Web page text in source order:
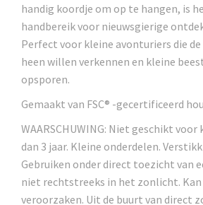
handig koordje om op te hangen, is
handbereik voor nieuwsgierige
Perfect voor kleine avonturiers die
heen willen verkennen en kleine
opsporen.
Gemaakt van FSC® -gecertificeerd
WAARSCHUWING: Niet geschikt
dan 3 jaar. Kleine onderdelen.
Gebruiken onder direct toezicht van
niet rechtstreeks in het zonlicht. Kan
veroorzaken. Uit de buurt van direct